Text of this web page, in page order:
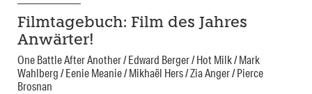
Filmtagebuch: Film des Jahres
Anwärter!
One Battle After Another / Edward Berger / Hot Milk / Mark
Wahlberg / Eenie Meanie / Mikhaël Hers / Zia Anger / Pierce
Brosnan